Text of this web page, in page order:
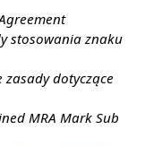
stosowania znaku
zasady dotyczące
MRA Mark Sub